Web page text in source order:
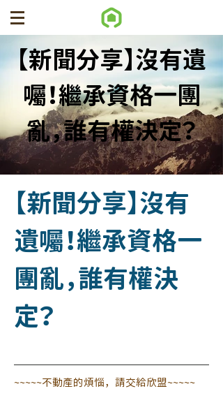
【新聞分享】沒有遺
囑！繼承資格一團
亂，誰有權決定？
【新聞分享】沒有
遺囑！繼承資格一
團亂，誰有權決
定？
~~~~~不動產的煩惱，請交給欣盟~~~~~